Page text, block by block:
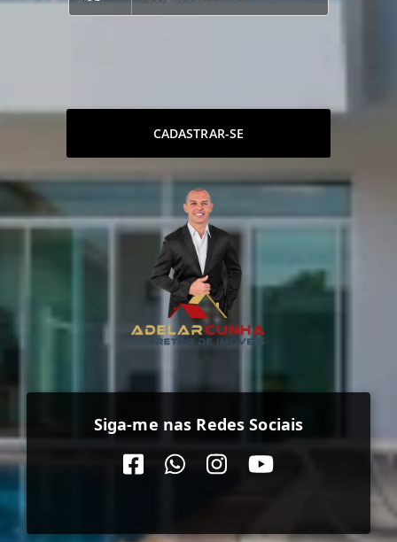
CADASTRAR-SE
Siga-me nas Redes Sociais